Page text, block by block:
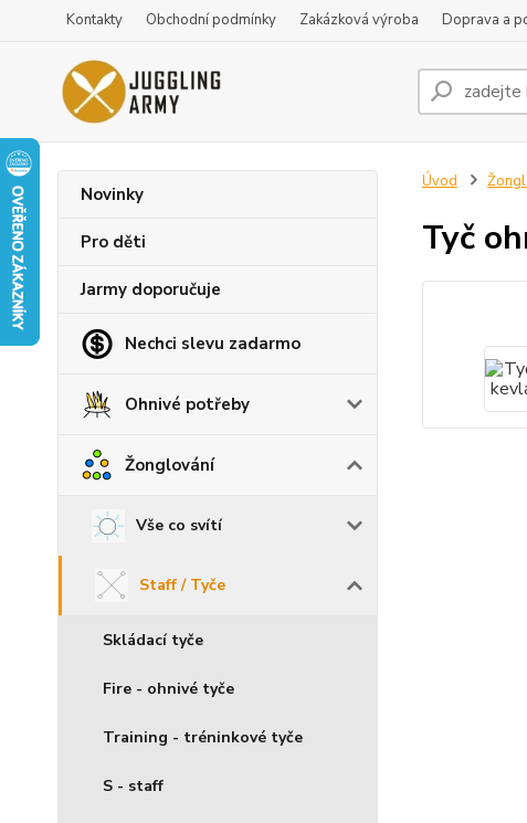
Kontakty Obchodní podmínky Zakázková výroba Doprava a
Novinky
Pro děti
Jarmy doporučuje
Nechci slevu zadarmo
Ohnivé potřeby
Žonglování
Vše co svítí
Staff / Tyče
Skládací tyče
Fire - ohnivé tyče
Training - tréninkové tyče
S - staff
Úvod
Tyč